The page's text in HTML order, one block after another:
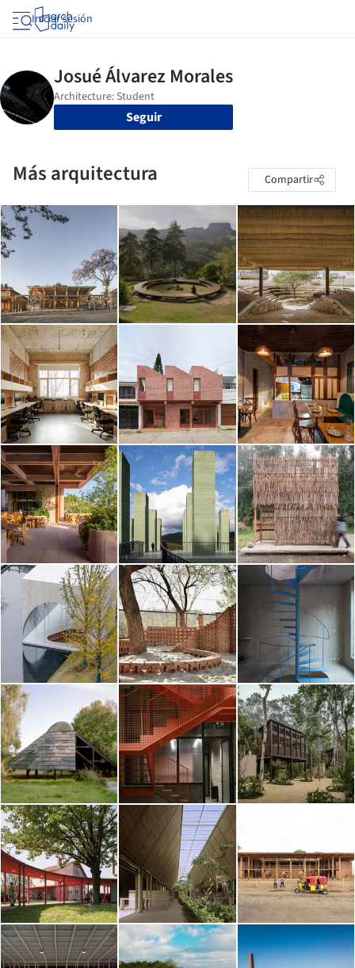
Iniciar sesión
Seguir
Más arquitectura Compartir